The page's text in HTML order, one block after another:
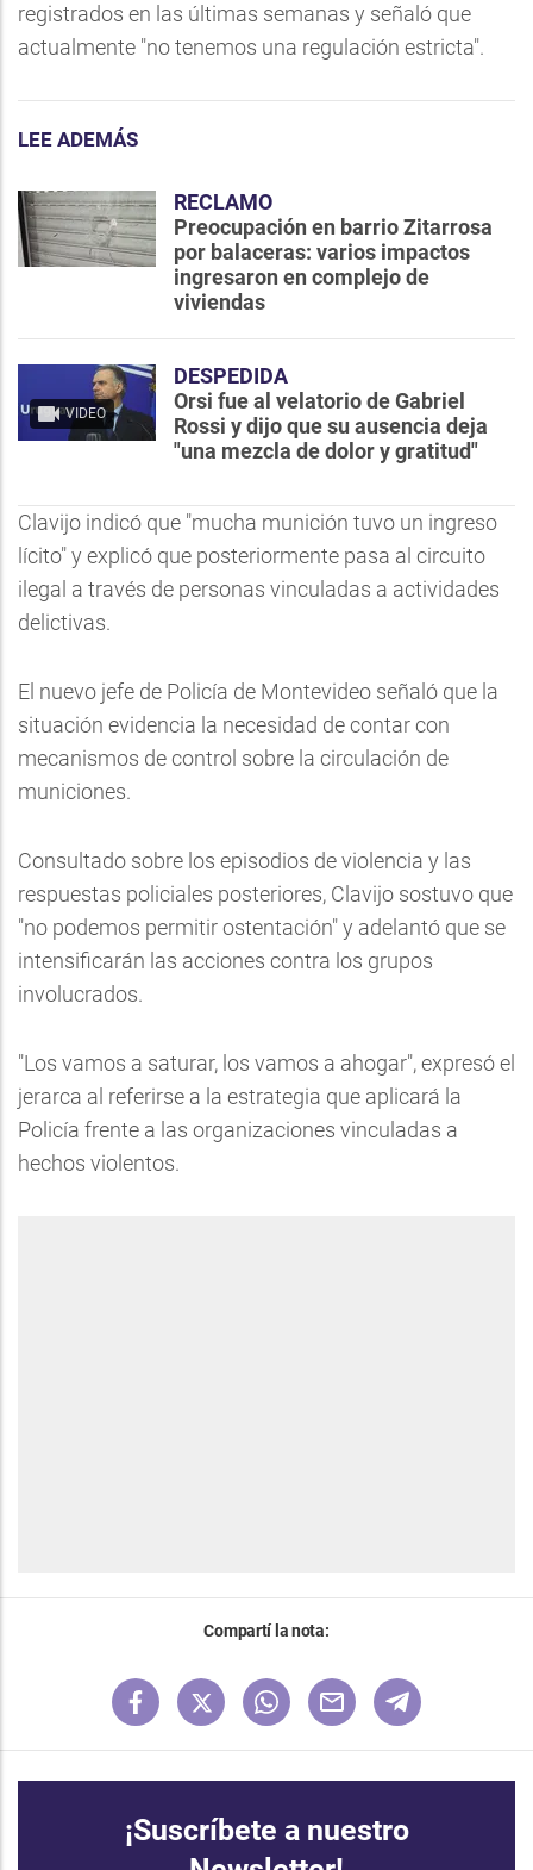
registrados en las últimas semanas y señaló que
actualmente "no tenemos una regulación estricta".
LEE ADEMÁS
RECLAMO
Preocupación en barrio Zitarrosa
por balaceras: varios impactos
ingresaron en complejo de
viviendas
VIDEO
DESPEDIDA
Orsi fue al velatorio de Gabriel
Rossi y dijo que su ausencia deja
"una mezcla de dolor y gratitud"
Clavijo indicó que "mucha munición tuvo un ingreso
lícito" y explicó que posteriormente pasa al circuito
ilegal a través de personas vinculadas a actividades
delictivas.
El nuevo jefe de Policía de Montevideo señaló que la
situación evidencia la necesidad de contar con
mecanismos de control sobre la circulación de
municiones.
Consultado sobre los episodios de violencia y las
respuestas policiales posteriores, Clavijo sostuvo que
"no podemos permitir ostentación" y adelantó que se
intensificarán las acciones contra los grupos
involucrados.
"Los vamos a saturar, los vamos a ahogar", expresó el
jerarca al referirse a la estrategia que aplicará la
Policía frente a las organizaciones vinculadas a
hechos violentos.
Compartí la nota:
¡Suscríbete a nuestro